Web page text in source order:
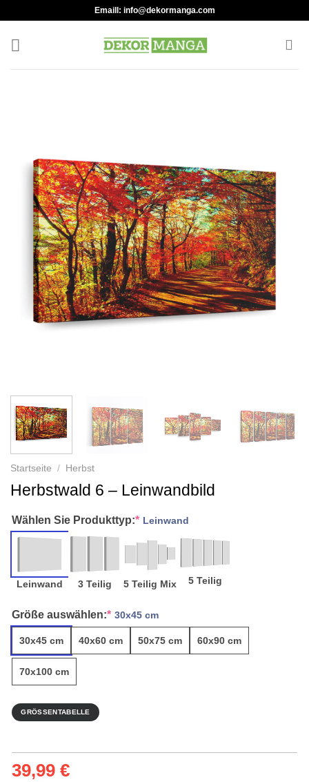
to
content
Emaill: info@dekormanga.com
Startseite / Herbst
Herbstwald 6 – Leinwandbild
Wählen Sie Produkttyp:* Leinwand
Leinwand 3 Teilig 5 Teilig Mix 5 Teilig
Größe auswählen:* 30x45 cm
30x45 cm 40x60 cm 50x75 cm 60x90 cm
70x100 cm
GRÖSSENTABELLE
39,99 €